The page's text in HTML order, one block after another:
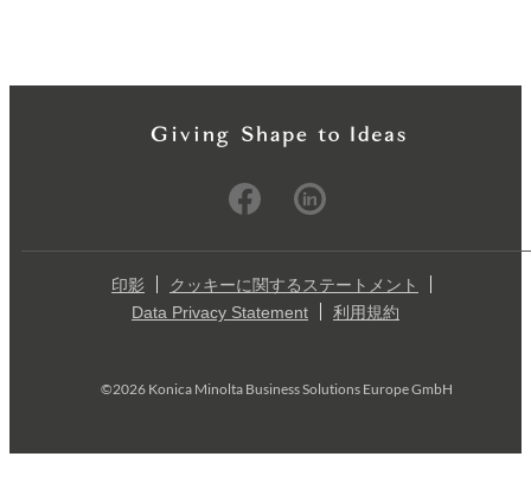
印影
クッキーに関するステートメント
Data Privacy Statement
利用規約
©2026 Konica Minolta Business Solutions Europe GmbH